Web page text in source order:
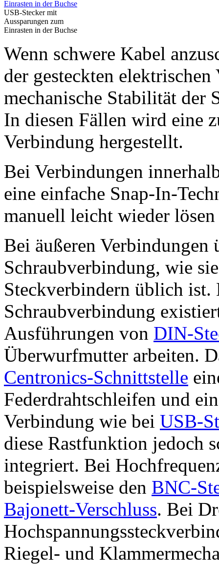
USB-Stecker mit
Aussparungen zum
Einrasten in der Buchse
Wenn schwere Kabel
der gesteckten
mechanische Stabilität der
In diesen Fällen wird eine
Verbindung hergestellt.
Bei Verbindungen
eine einfache Snap-In-
manuell leicht wieder lösen
Bei äußeren
Schraubverbindung, wie
Steckverbindern üblich ist.
Schraubverbindung
Ausführungen von DIN-
Überwurfmutter arbeiten.
Centronics-Schnittstelle
Federdrahtschleifen und
Verbindung wie bei USB-
diese Rastfunktion jedoch
integriert. Bei
beispielsweise den BNC-
Bajonett-Verschluss. Bei
Riegel- und